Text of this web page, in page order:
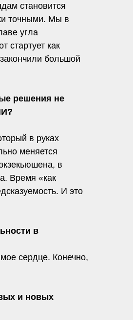
становится
точными. Мы в
угла
стартует как
большой
решения не
в руках
меняется
в
Время «как
И это
в
сердце. Конечно,
и новых